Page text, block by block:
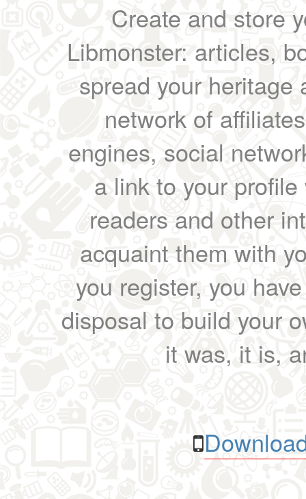
Create and store
Libmonster: articles,
spread your heritage
network of
engines, social
a link to your
readers and other
acquaint them with
you register, you
disposal to build your
it was, it is,